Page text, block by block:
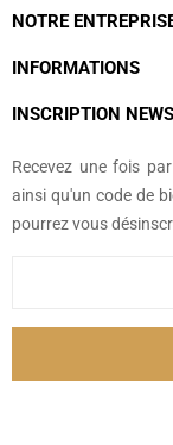
NOTRE
INFORMATIONS
INSCRIPTION
Recevez une fois
ainsi qu'un code de
pourrez vous